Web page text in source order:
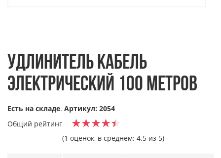
УДЛИНИТЕЛЬ КАБЕЛЬ
ЭЛЕКТРИЧЕСКИЙ 100 МЕТРОВ
Есть на складе. Артикул: 2054
Общий рейтинг
(1 оценок, в среднем: 4.5 из 5)